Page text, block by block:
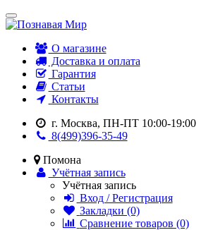
О магазине
Доставка и оплата
Гарантия
Статьи
Контакты
г. Москва, ПН-ПТ 10:00-19:00
8(499)396-35-49
Помона
Учётная запись
Учётная запись
Вход / Регистрация
Закладки (0)
Сравнение товаров (0)